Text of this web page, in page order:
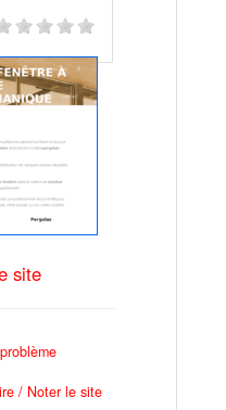
site
/ Noter le site